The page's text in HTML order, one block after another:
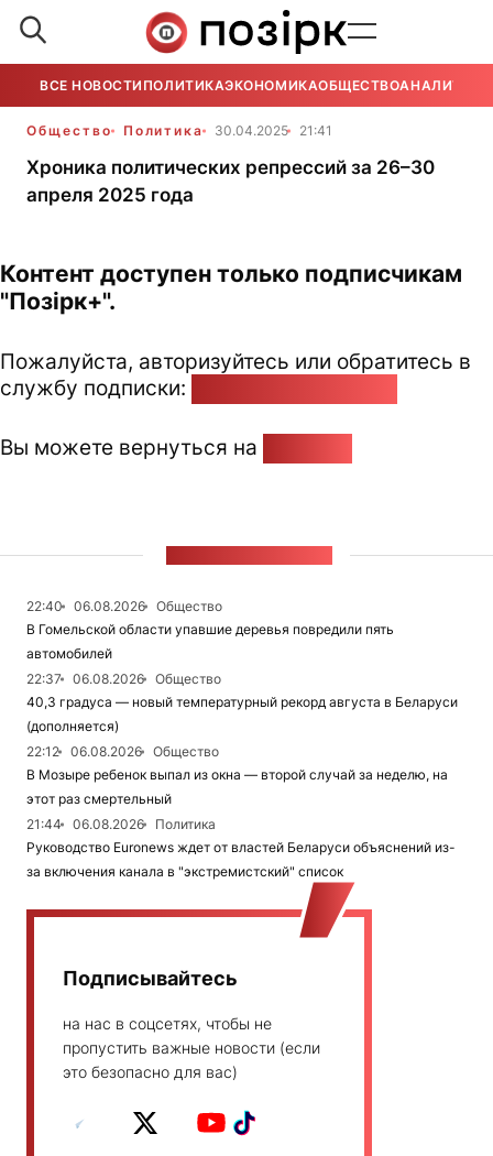
ВСЕ НОВОСТИ ПОЛИТИКАЭКОНОМИКАОБЩЕСТВОАНАЛИТИКА
Общество Политика 30.04.2025 21:41
Хроника политических репрессий за 26–30
апреля 2025 года
Контент доступен только подписчикам
"Позірк+".
Пожалуйста, авторизуйтесь или обратитесь в
службу подписки:
Вы можете вернуться на
22:40 06.08.2026
Общество
В Гомельской области упавшие деревья повредили пять
автомобилей
22:37
06.08.2026
Общество
40,3 градуса — новый температурный рекорд августа в Беларуси
(дополняется)
22:12
06.08.2026
Общество
В Мозыре ребенок выпал из окна — второй случай за неделю, на
этот раз смертельный
21:44
06.08.2026
Политика
Руководство Euronews ждет от властей Беларуси объяснений из-
за включения канала в "экстремистский" список
Подписывайтесь
на нас в соцсетях, чтобы не
пропустить важные новости (если
это безопасно для вас)